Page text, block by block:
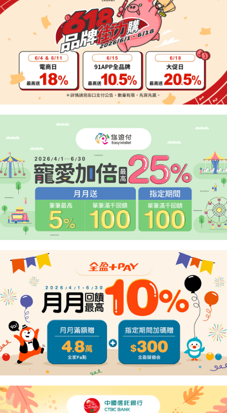
1.本服務係由「台灣大哥大股份有限公司」（以下簡稱本公司）所提供，讓
用戶於交易時，得透過本服務購買商品或服務，並由商店將買賣／分期付款
買賣價金債權讓與本公司後，依約使用本公司帳單繳交帳款。
2.基於同意付款使用「大哥付你分期」之契約關係目的，商店將以您的個人
資料（包含姓名、電話或地址）提供予台灣大哥大進項蒐集、處理及利用，
由本公司與您本人進行分期帳單所需資料之確認、核對及更正。
3.完整用戶服務條款，請詳閱以下連結：https://oppay.tw/userRule
３．收到繳費通知簡訊後14天內，點擊此簡訊中的連結，可透過四大超商／
ATM／網路銀行／等多元方式進行付款，方視為交易完成。
※ 請注意：結帳手續完成當下不需立刻繳費，但若您需要取消訂單，請聯絡
購買商品的店家。未經商家同意取消之訂單仍視為有效，需透過AFTEE先享
後付繳納相關費用。
※ 交易是否成功請以「AFTEE先享後付 」之結帳頁面顯示為準，若有關於
是否繳費成功／繳費後需取消欲退款等相關疑問，請聯繫「AFTEE先享後付
客戶支援中心」https://netprotections.freshdesk.com/support/home
【注意事項】
１．透過由恩沛科技股份有限公司提供之「AFTEE先享後付」服務完成之交
易，需依本服務之必要範圍內提供個人資料，並將交易相關給付款項請求債
權轉讓予恩沛科技股份有限公司。
２．關於個人資料處理事宜，請瀏覽以下網址：
https://aftee.tw/terms/#terms3
３．未成年的使用者請事先徵得法定代理人或監護人之同意方可使用
「AFTEE先享後付」，若未經同意申辦者引起之損失，本公司不負相關責
任。
４．使用「AFTEE先享後付」時，將依據個別帳號之用戶狀況，依本公司即
時審查核予不同之上限額度；若仍有額度不足之情形，本公司將視審查結果
請求用戶進行身份認證。
５．嚴禁一人註冊多個帳號或使用他人資訊註冊。若發現惡意使用之情形，
恩沛科技股份有限公司將有權停止該用戶之使用額度並採取法律行動。